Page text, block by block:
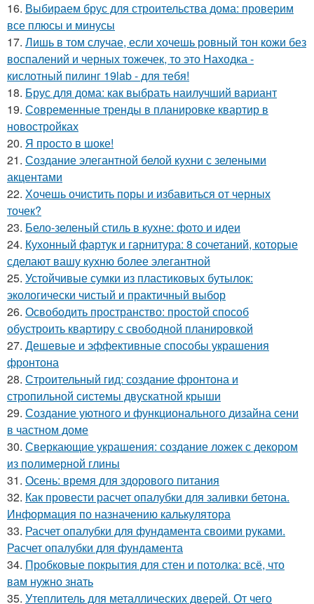
16. Выбираем брус для строительства дома: проверим
все плюсы и минусы
17. Лишь в том случае, если хочешь ровный тон кожи без
воспалений и черных тожечек, то это Находка -
кислотный пилинг 19lab - для тебя!
18. Брус для дома: как выбрать наилучший вариант
19. Современные тренды в планировке квартир в
новостройках
20. Я просто в шоке!
21. Создание элегантной белой кухни с зелеными
акцентами
22. Хочешь очистить поры и избавиться от черных
точек?
23. Бело-зеленый стиль в кухне: фото и идеи
24. Кухонный фартук и гарнитура: 8 сочетаний, которые
сделают вашу кухню более элегантной
25. Устойчивые сумки из пластиковых бутылок:
экологически чистый и практичный выбор
26. Освободить пространство: простой способ
обустроить квартиру с свободной планировкой
27. Дешевые и эффективные способы украшения
фронтона
28. Строительный гид: создание фронтона и
стропильной системы двускатной крыши
29. Создание уютного и функционального дизайна сени
в частном доме
30. Сверкающие украшения: создание ложек с декором
из полимерной глины
31. Осень: время для здорового питания
32. Как провести расчет опалубки для заливки бетона.
Информация по назначению калькулятора
33. Расчет опалубки для фундамента своими руками.
Расчет опалубки для фундамента
34. Пробковые покрытия для стен и потолка: всё, что
вам нужно знать
35. Утеплитель для металлических дверей. От чего